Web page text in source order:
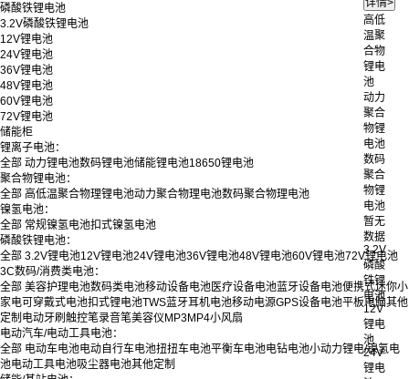
高低
温聚
合物
锂电
池
动力
聚合
物锂
电池
数码
聚合
物锂
电池
暂无
数据
3.2V
磷酸
铁锂
电池
12V
锂电
池
24V
锂电
磷酸铁锂电池
3.2V磷酸铁锂电池
12V锂电池
24V锂电池
36V锂电池
48V锂电池
60V锂电池
72V锂电池
储能柜
锂离子电池：
全部 动力锂电池数码锂电池储能锂电池18650锂电池
聚合物锂电池：
全部 高低温聚合物理锂电池动力聚合物理电池数码聚合物理电池
镍氢电池：
全部 常规镍氢电池扣式镍氢电池
磷酸铁锂电池：
全部 3.2V锂电池12V锂电池24V锂电池36V锂电池48V锂电池60V锂电池72V锂电池
3C数码/消费类电池：
全部 美容护理电池数码类电池移动设备电池医疗设备电池蓝牙设备电池便携式迷你小
家电可穿戴式电池扣式锂电池TWS蓝牙耳机电池移动电源GPS设备电池平板电脑其他
定制 电动牙刷 触控笔录音笔美容仪 MP3MP4小风扇
电动汽车/电动工具电池：
全部 电动车电池电动自行车电池扭扭车电池平衡车电池电钻电池小动力锂电/镍氢电
池电动工具电池吸尘器电池其他定制